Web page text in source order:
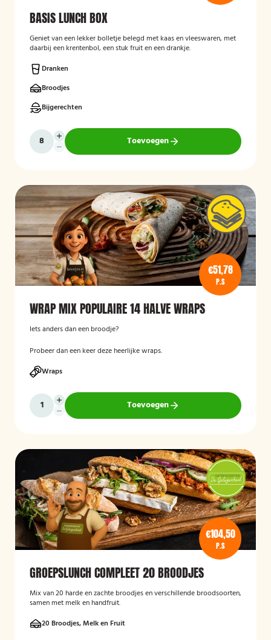
BASIS LUNCH BOX
Geniet van een lekker bolletje belegd met kaas en vleeswaren, met
daarbij een krentenbol, een stuk fruit en een drankje.
Dranken
Broodjes
Bijgerechten
Toevoegen
€51,78
P.S
WRAP MIX POPULAIRE 14 HALVE WRAPS
Iets anders dan een broodje?
Probeer dan een keer deze heerlijke wraps.
Wraps
Toevoegen
€104,50
P.S
GROEPSLUNCH COMPLEET 20 BROODJES
Mix van 20 harde en zachte broodjes en verschillende broodsoorten,
samen met melk en handfruit.
20 Broodjes, Melk en Fruit